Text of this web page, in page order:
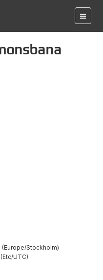
Europe/Stockholm
Etc/UTC